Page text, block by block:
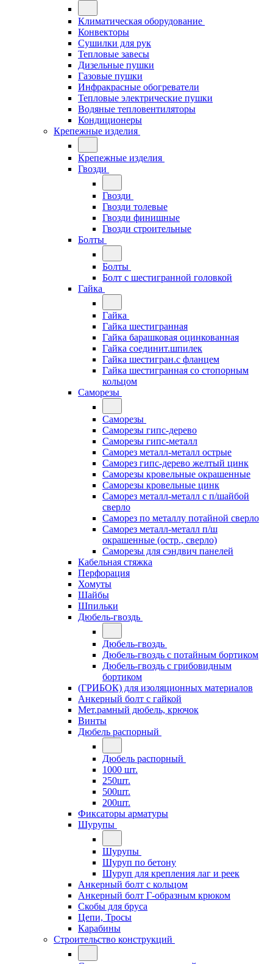
Климатическая оборудование
Конвекторы
Сушилки для рук
Тепловые завесы
Дизельные пушки
Газовые пушки
Инфракрасные обогреватели
Тепловые электрические пушки
Водяные тепловентиляторы
Кондиционеры
Крепежные изделия
Крепежные изделия
Гвозди
Гвозди
Гвозди толевые
Гвозди финишные
Гвозди строительные
Болты
Болты
Болт с шестигранной головкой
Гайка
Гайка
Гайка шестигранная
Гайка барашковая оцинкованная
Гайка соединит.шпилек
Гайка шестигран.с фланцем
Гайка шестигранная со стопорным
кольцом
Саморезы
Саморезы
Саморезы гипс-дерево
Саморезы гипс-металл
Саморез металл-металл острые
Саморез гипс-дерево желтый цинк
Саморезы кровельные окрашенные
Саморезы кровельные цинк
Саморез металл-металл с п/шайбой
сверло
Саморез по металлу потайной сверло
Саморез металл-металл п/ш
окрашенные (остр., сверло)
Саморезы для сэндвич панелей
Кабельная стяжка
Перфорация
Хомуты
Шайбы
Шпильки
Дюбель-гвоздь
Дюбель-гвоздь
Дюбель-гвоздь с потайным бортиком
Дюбель-гвоздь с грибовидным
бортиком
(ГРИБОК) для изоляционных материалов
Анкерный болт с гайкой
Мет.рамный дюбель, крючок
Винты
Дюбель распорный
Дюбель распорный
1000 шт.
250шт.
500шт.
200шт.
Фиксаторы арматуры
Шурупы
Шурупы
Шуруп по бетону
Шуруп для крепления лаг и реек
Анкерный болт с кольцом
Анкерный болт Г-образным крюком
Скобы для бруса
Цепи, Тросы
Карабины
Строительство конструкций